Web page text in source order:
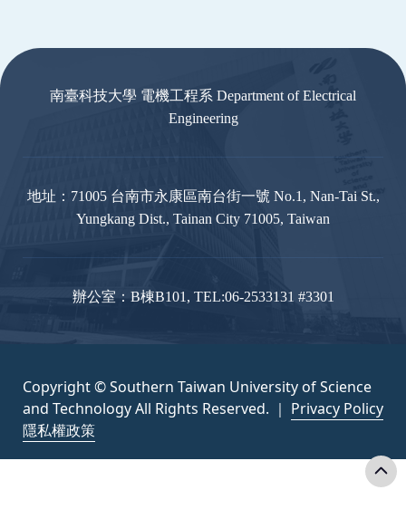
南臺科技大學 電機工程系 Department of Electrical
Engineering
地址：71005 台南市永康區南台街一號 No.1, Nan-Tai St.,
Yungkang Dist., Tainan City 71005, Taiwan
辦公室：B棟B101, TEL:06-2533131 #3301
Copyright © Southern Taiwan University of Science
and Technology All Rights Reserved. ｜ Privacy Policy
隱私權政策